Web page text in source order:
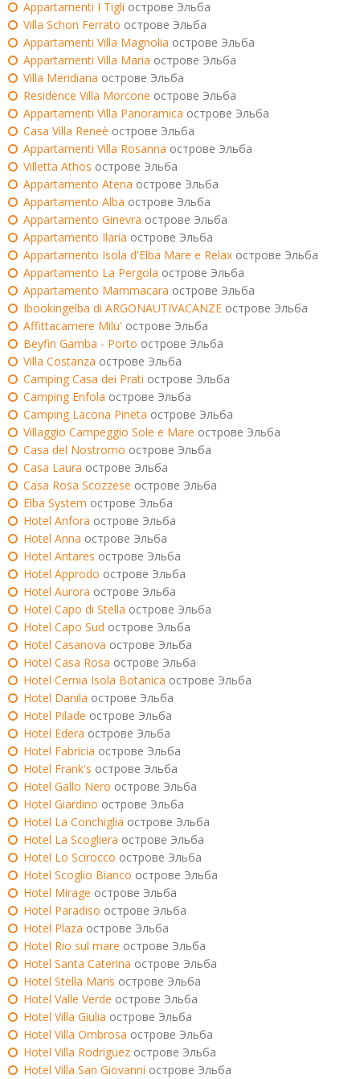
Appartamenti I Tigli острове Эльба
Villa Schon Ferrato острове Эльба
Appartamenti Villa Magnolia острове Эльба
Appartamenti Villa Maria острове Эльба
Villa Meridiana острове Эльба
Residence Villa Morcone острове Эльба
Appartamenti Villa Panoramica острове Эльба
Casa Villa Reneè острове Эльба
Appartamenti Villa Rosanna острове Эльба
Villetta Athos острове Эльба
Appartamento Atena острове Эльба
Appartamento Alba острове Эльба
Appartamento Ginevra острове Эльба
Appartamento Ilaria острове Эльба
Appartamento Isola d'Elba Mare e Relax острове Эльба
Appartamento La Pergola острове Эльба
Appartamento Mammacara острове Эльба
Ibookingelba di ARGONAUTIVACANZE острове Эльба
Affittacamere Milu' острове Эльба
Beyfin Gamba - Porto острове Эльба
Villa Costanza острове Эльба
Camping Casa dei Prati острове Эльба
Camping Enfola острове Эльба
Camping Lacona Pineta острове Эльба
Villaggio Campeggio Sole e Mare острове Эльба
Casa del Nostromo острове Эльба
Casa Laura острове Эльба
Casa Rosa Scozzese острове Эльба
Elba System острове Эльба
Hotel Anfora острове Эльба
Hotel Anna острове Эльба
Hotel Antares острове Эльба
Hotel Approdo острове Эльба
Hotel Aurora острове Эльба
Hotel Capo di Stella острове Эльба
Hotel Capo Sud острове Эльба
Hotel Casanova острове Эльба
Hotel Casa Rosa острове Эльба
Hotel Cernia Isola Botanica острове Эльба
Hotel Danila острове Эльба
Hotel Pilade острове Эльба
Hotel Edera острове Эльба
Hotel Fabricia острове Эльба
Hotel Frank's острове Эльба
Hotel Gallo Nero острове Эльба
Hotel Giardino острове Эльба
Hotel La Conchiglia острове Эльба
Hotel La Scogliera острове Эльба
Hotel Lo Scirocco острове Эльба
Hotel Scoglio Bianco острове Эльба
Hotel Mirage острове Эльба
Hotel Paradiso острове Эльба
Hotel Plaza острове Эльба
Hotel Rio sul mare острове Эльба
Hotel Santa Caterina острове Эльба
Hotel Stella Maris острове Эльба
Hotel Valle Verde острове Эльба
Hotel Villa Giulia острове Эльба
Hotel Villa Ombrosa острове Эльба
Hotel Villa Rodriguez острове Эльба
Hotel Villa San Giovanni острове Эльба